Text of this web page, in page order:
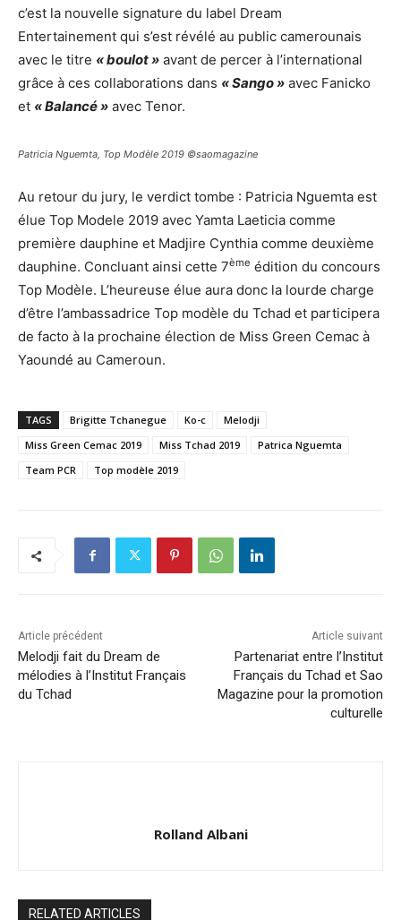
c’est la nouvelle signature du label Dream
Entertainement qui s’est révélé au public camerounais
avec le titre « boulot » avant de percer à l’international
grâce à ces collaborations dans « Sango » avec Fanicko
et « Balancé » avec Tenor.
Patricia Nguemta, Top Modèle 2019 ©saomagazine
Au retour du jury, le verdict tombe : Patricia Nguemta est
élue Top Modele 2019 avec Yamta Laeticia comme
première dauphine et Madjire Cynthia comme deuxième
dauphine. Concluant ainsi cette 7ème édition du concours
Top Modèle. L’heureuse élue aura donc la lourde charge
d’être l’ambassadrice Top modèle du Tchad et participera
de facto à la prochaine élection de Miss Green Cemac à
Yaoundé au Cameroun.
TAGS Brigitte Tchanegue Ko-c
Melodji
Miss Green Cemac 2019
Miss Tchad 2019
Patrica Nguemta
Team PCR
Top modèle 2019
Article précédent
Melodji fait du Dream de
mélodies à l’Institut Français
du Tchad
Article suivant
Partenariat entre l’Institut
Français du Tchad et Sao
Magazine pour la promotion
culturelle
Rolland Albani
RELATED ARTICLES